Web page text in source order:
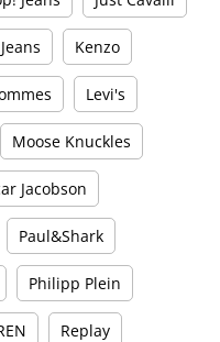
Kenzo
Levi's
Moose Knuckles
Jacobson
Paul&Shark
Philipp Plein
Replay